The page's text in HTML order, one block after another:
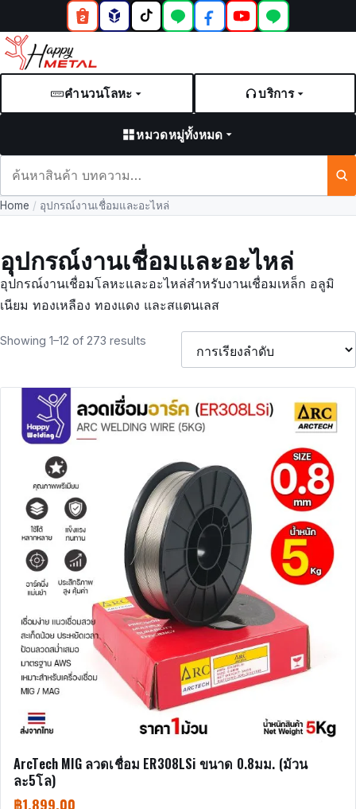
คำนวนโลหะ บริการ
หมวดหมู่ทั้งหมด
และ
Home / อุปกรณ์งานเชื่อมและอะไหล่
อุปกรณ์งานเชื่อมและอะไหล่
อุปกรณ์งานเชื่อมโลหะและอะไหล่สำหรับงานเชื่อมเหล็ก อลูมิ
เนียม ทองเหลือง ทองแดง และสแตนเลส
Showing 1–12 of 273 results
ArcTech MIG ลวดเชื่อม ER308LSi ขนาด 0.8มม. (ม้วน
ละ5โล)
฿1,899.00